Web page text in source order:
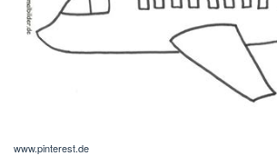
www.pinterest.de